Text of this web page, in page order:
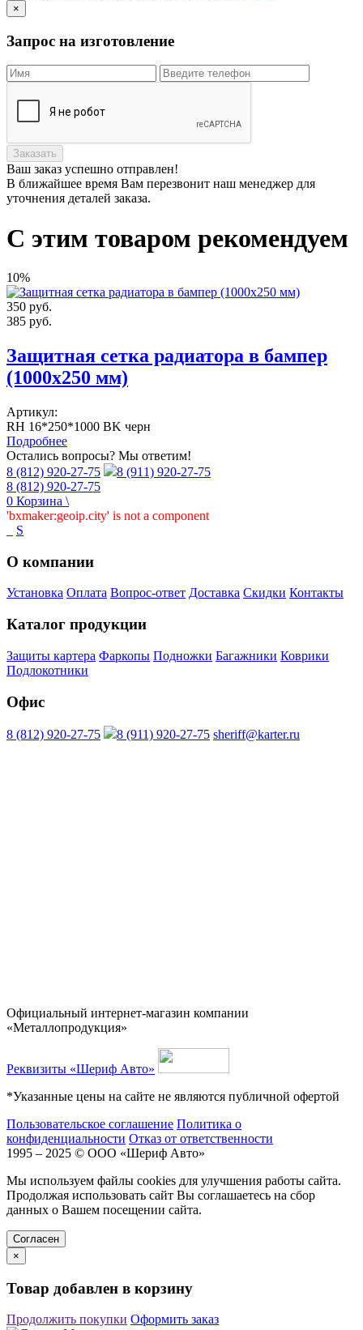
×
Запрос на изготовление
Заказать
Ваш заказ успешно отправлен!
В ближайшее время Вам перезвонит наш менеджер для
уточнения деталей заказа.
С этим товаром рекомендуем
10%
350 руб.
385 руб.
Защитная сетка радиатора в бампер
(1000х250 мм)
Артикул:
RH 16*250*1000 BK черн
Подробнее
Остались вопросы? Мы ответим!
8 (812) 920-27-75
8 (911) 920-27-75
8 (812) 920-27-75
0 Корзина \
'bxmaker:geoip.city' is not a component
S
О компании
Установка Оплата Вопрос-ответ Доставка Скидки Контакты
Каталог продукции
Защиты картера Фаркопы Подножки Багажники Коврики
Подлокотники
Офис
8 (812) 920-27-75 8 (911) 920-27-75 sheriff@karter.ru
Официальный интернет-магазин компании
«Металлопродукция»
Реквизиты «Шериф Авто»
*Указанные цены на сайте не являются публичной офертой
Пользовательское соглашение Политика о
конфиденциальности Отказ от ответственности
1995 – 2025 © ООО «Шериф Авто»
Мы используем файлы cookies для улучшения работы сайта.
Продолжая использовать сайт Вы соглашаетесь на сбор
данных о Вашем посещении сайта.
Cогласен
×
Товар добавлен в корзину
Продолжить покупки Оформить заказ